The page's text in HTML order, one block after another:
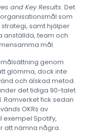
and Key Results. Det
som
samt hjälper
anställda, team och
mål.
genom
glömma, dock inte
och älskad metod.
det tidiga 90-talet
Ramverket fick sedan
OKRs av
exempel Spotify,
att nämna några.